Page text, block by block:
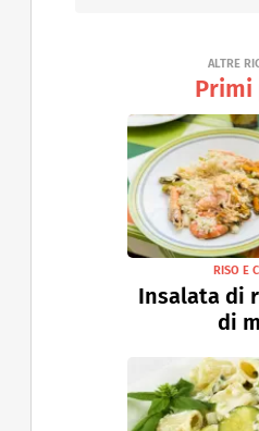
ALTRE
RISO E
Insalata di
di